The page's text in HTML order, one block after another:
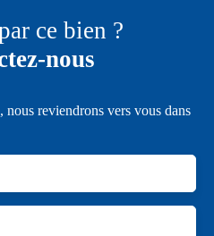
ce bien ?
nous
reviendrons vers vous dans